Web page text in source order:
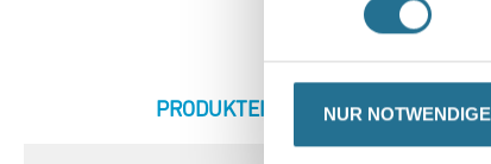
NUR
CURRENT
PRODUKTEIGENSCHAFTEN